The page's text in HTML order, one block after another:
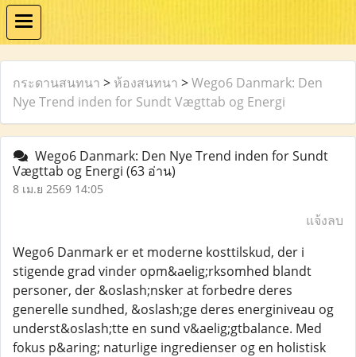
กระดานสนทนา > ห้องสนทนา >Wego6 Danmark: Den
Nye Trend inden for Sundt Vægttab og Energi
Wego6 Danmark: Den Nye Trend inden for Sundt
Vægttab og Energi (63 อ่าน)
8 เม.ย 2569 14:05
แจ้งลบ
Wego6 Danmark er et moderne kosttilskud, der i
stigende grad vinder opm&aelig;rksomhed blandt
personer, der &oslash;nsker at forbedre deres
generelle sundhed, &oslash;ge deres energiniveau og
underst&oslash;tte en sund v&aelig;gtbalance. Med
fokus p&aring; naturlige ingredienser og en holistisk